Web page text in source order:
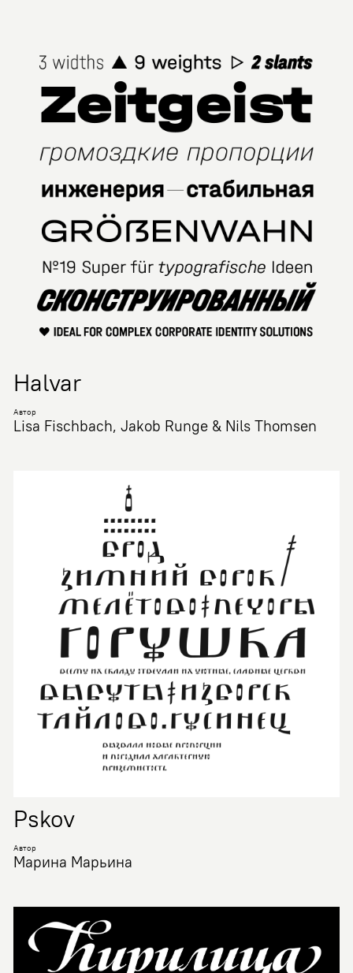
Halvar
Автор
Lisa Fischbach, Jakob Runge & Nils Thomsen
Pskov
Автор
Марина Марьина